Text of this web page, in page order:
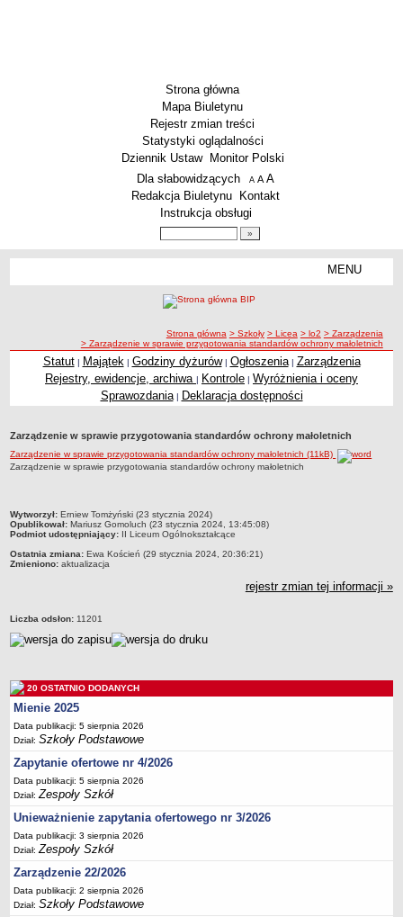
Strona główna
Mapa Biuletynu
Rejestr zmian treści
Statystyki oglądalności
Dziennik Ustaw
Monitor Polski
Menu dodatkowe
Dla słabowidzących A pomniejsz czcionkę
A standardowy rozmiar czcionki
A
Redakcja Biuletynu
Kontakt
Instrukcja obsługi
MENU
Zespoły Szkół
Techniczne Zakłady Naukowe
ARCHIWUM SZKÓŁ I PLACÓWEK
Zlikwidowane gimnazja
Wielofunkcyjna Placówka
SPECJALNE OŚRODKI SZKOLNO-WYCHOWAWCZE
Specjalny Ośrodek nr 1
Specjalny Ośrodek nr 5
Statut
Godziny dyżurów
Ogłoszenie
Zarządzenia
Kontrole
Rejestry, ewidencje, archiwa
Sprawozdania
Deklaracja dostępności
PORADNIE PSYCHOLOGICZNO-PEDAGOGICZNE
Zespół Poradni
BIURO FINANSÓW OŚWIATY
Dane podstawowe
ścieżka nawigacji
Strona główna > Szkoły > Licea > lo2 > Zarządzenia
> Zarządzenie w sprawie przygotowania standardów ochrony małoletnich
Statut| Majątek | Godziny dyżurów| Ogłoszenia| Zarządzenia
Rejestry, ewidencje, archiwa | Kontrole | Wyróżnienia i oceny
Sprawozdania| Deklaracja dostępności
Zarządzenie w sprawie przygotowania standardów ochrony małoletnich
Zarządzenie w sprawie przygotowania standardów ochrony małoletnich (11kB)
Zarządzenie w sprawie przygotowania standardów ochrony małoletnich
metryczka
Wytworzył: Erniew Tomżyński (23 stycznia 2024)
Opublikował: Mariusz Gomoluch (23 stycznia 2024, 13:45:08)
Podmiot udostępniający: II Liceum Ogólnokształcące
Ostatnia zmiana: Ewa Koścień (29 stycznia 2024, 20:36:21)
Zmieniono: aktualizacja
rejestr zmian tej informacji »
Liczba odsłon: 11201
20 OSTATNIO DODANYCH
Mienie 2025
Data publikacji: 5 sierpnia 2026
Dział:Szkoły Podstawowe
Zapytanie ofertowe nr 4/2026
Data publikacji: 5 sierpnia 2026
Dział:Zespoły Szkół
Unieważnienie zapytania ofertowego nr 3/2026
Data publikacji: 3 sierpnia 2026
Dział:Zespoły Szkół
Zarządzenie 22/2026
Data publikacji: 2 sierpnia 2026
Dział:Szkoły Podstawowe